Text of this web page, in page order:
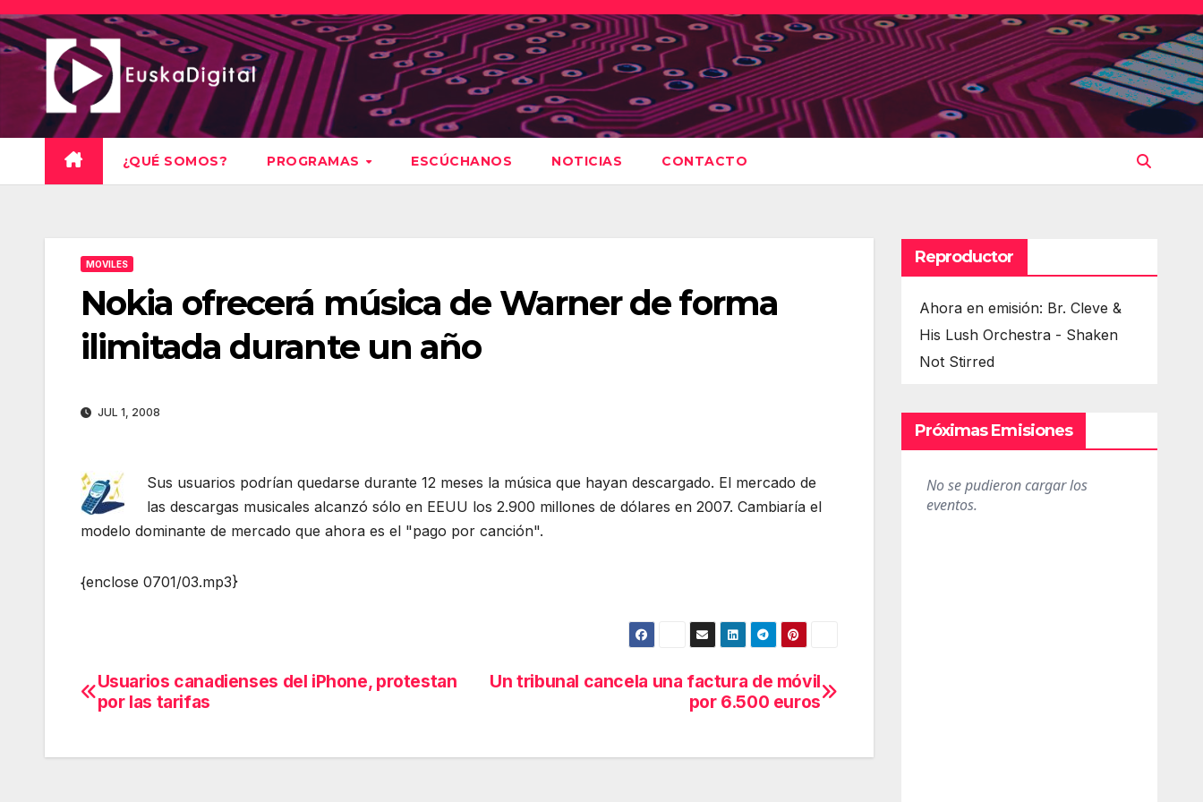
Saltar
al
contenido
¿QUÉ SOMOS? PROGRAMAS ESCÚCHANOS NOTICIAS CONTACTO
MOVILES
Nokia ofrecerá música de Warner de forma
ilimitada durante un año
JUL 1, 2008
Sus usuarios podrían quedarse durante 12 meses la música que hayan descargado. El mercado de
las descargas musicales alcanzó sólo en EEUU los 2.900 millones de dólares en 2007. Cambiaría el
modelo dominante de mercado que ahora es el "pago por canción".
{enclose 0701/03.mp3}
Navegación
entradas
Un tribunal cancela una factura de móvil
por 6.500 euros
Usuarios canadienses del iPhone, protestan
por las tarifas
Reproductor
Ahora en emisión: Br. Cleve &
His Lush Orchestra - Shaken
Not Stirred
Próximas Emisiones